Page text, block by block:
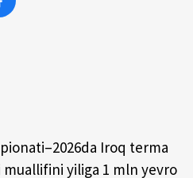
Iroq terma
muallifini yiliga 1 mln yevro